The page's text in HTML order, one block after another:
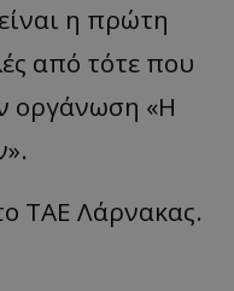
η πρώτη
από τότε που
οργάνωση «H
ΤΑΕ Λάρνακας.